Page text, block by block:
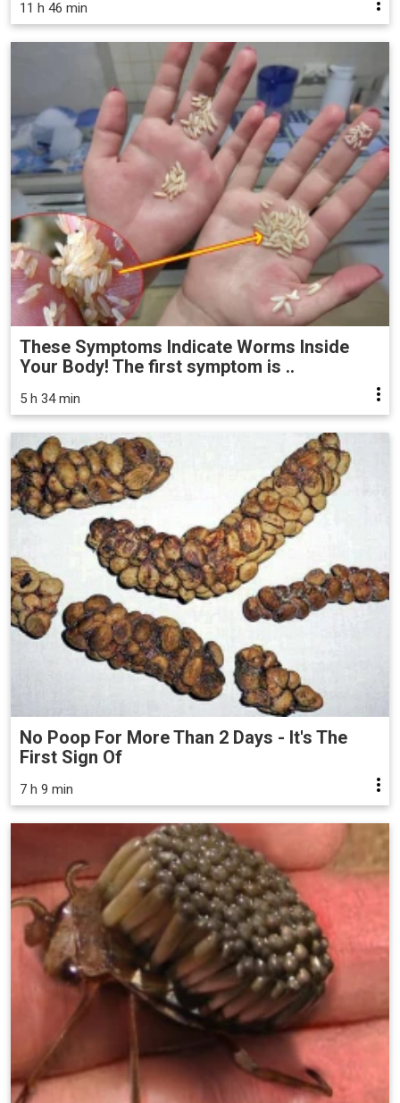
11 h 46 min
These Symptoms Indicate Worms Inside
Your Body! The first symptom is ..
5 h 34 min
No Poop For More Than 2 Days - It's The
First Sign Of
7 h 9 min